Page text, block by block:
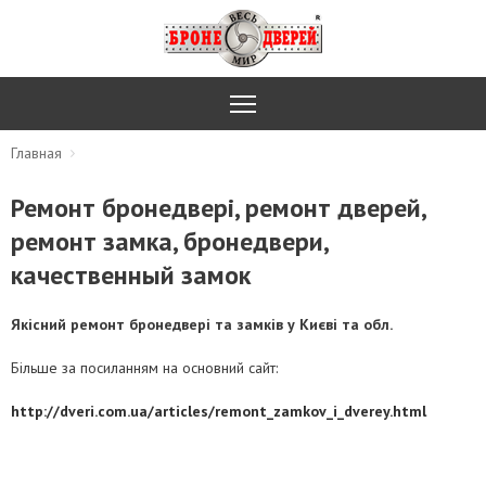
Главная
Ремонт бронедвері, ремонт дверей,
ремонт замка, бронедвери,
качественный замок
Якісний ремонт бронедвері та замків у Києві та обл.
Більше за посиланням на основний сайт:
http://dveri.com.ua/articles/remont_zamkov_i_dverey.html